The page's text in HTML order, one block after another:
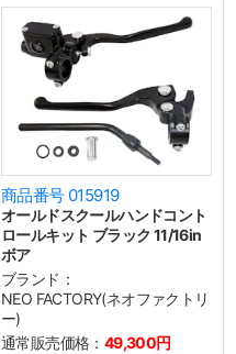
商品番号 015919
オールドスクールハンドコント
ロールキット ブラック 11/16in
ボア
ブランド：
NEO FACTORY(ネオファクトリ
ー)
通常販売価格： 49,300円